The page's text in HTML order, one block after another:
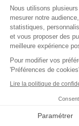
Affiner ma
propose
modernes et de
coworking,
assurant que
travail favorable
Cushman
partenaire
bureaux à
À la recherche
Nous utilisons
mesurer notre
statistiques,
et vous proposer des
meilleure expérience
Pour modifier vos
'Préférences de
Lire la politique de
Paramétrer